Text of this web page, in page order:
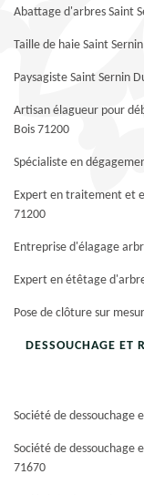
Abattage d'arbres Saint
Taille de haie Saint
Paysagiste Saint Sernin
Artisan élagueur pour
Bois 71200
Spécialiste en
Expert en traitement et
71200
Entreprise d'élagage
Expert en étêtage
Pose de clôture sur
DESSOUCHAGE ET
Société de dessouchage
Société de dessouchage
71670